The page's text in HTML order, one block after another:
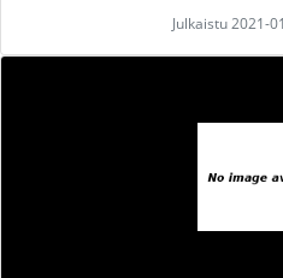
Julkaistu 2021-